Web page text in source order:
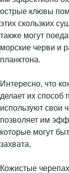
острые клювы
этих скользких
также могут
морские черви и
планктона.
Интересно, что
делает их способ
используют свои
позволяет им
которые могут
захвата.
Кожистые